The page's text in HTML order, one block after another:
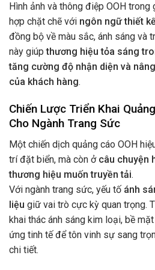
Hình ảnh và thông điệp OOH
hợp chặt chẽ với ngôn ngữ thiết
đồng bộ về màu sắc, ánh sáng và
này giúpthương hiệu tỏa sáng
tăng cường độ nhận diện và
của khách hàng.
Chiến Lược Triển Khai
Cho Ngành Trang Sức
Một chiến dịch quảng cáo OOH
trí đặt biển, mà còn ở câu chuyện
thương hiệu muốn truyền tải.
Với ngành trang sức, yếu tố ánh
liệu giữ vai trò cực kỳ quan trọng.
khai thác ánh sáng kim loại, bề
ứng tinh tế để tôn vinh sự sang
chi tiết.